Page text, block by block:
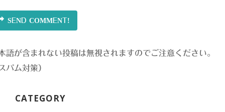
SEND COMMENT!
語が含まれない投稿は無視されますのでご注意ください。
パム対策）
CATEGORY